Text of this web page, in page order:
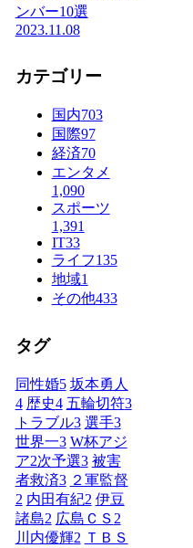
ンバー10選
2023.11.08
カテゴリー
国内703
国際97
経済70
エンタメ
1,090
スポーツ
1,391
IT33
ライフ135
地域1
その他433
タグ
同性婚5 坂本勇人
4 歴史4 五輪切符3
トラブル3 選手3
世界一3 W杯アジ
ア2次予選3 被害
者救済3 ２軍監督
2 内田有紀2 伊豆
諸島2 広島ＣＳ 2
川内優輝2 ＴＢＳ